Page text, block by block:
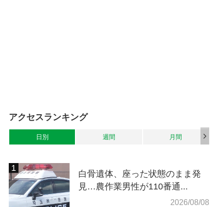
アクセスランキング
日別 週間 月間
白骨遺体、座った状態のまま発
見…農作業男性が110番通...
2026/08/08